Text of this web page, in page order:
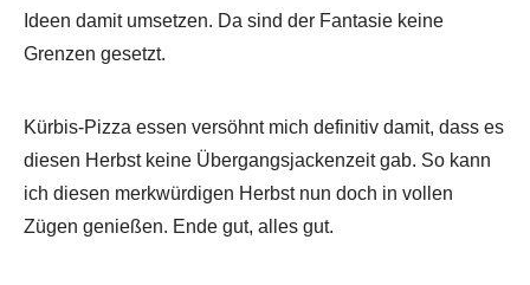
Ideen damit umsetzen. Da sind der Fantasie keine
Grenzen gesetzt.
Kürbis-Pizza essen versöhnt mich definitiv damit, dass es
diesen Herbst keine Übergangsjackenzeit gab. So kann
ich diesen merkwürdigen Herbst nun doch in vollen
Zügen genießen. Ende gut, alles gut.